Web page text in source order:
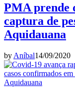
PMA prende
captura de
Aquidauana
by Aníbal14/09/2020
Aquidauana